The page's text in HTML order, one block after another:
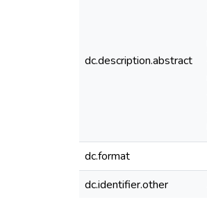
dc.description.abstract
dc.format
dc.identifier.other